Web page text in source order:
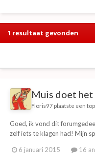
1 resultaat gevonden
Muis doet
Floris97 plaatste een
Goed, ik vond dit
zelf iets te klagen had! Mijn
6 januari 2015 16